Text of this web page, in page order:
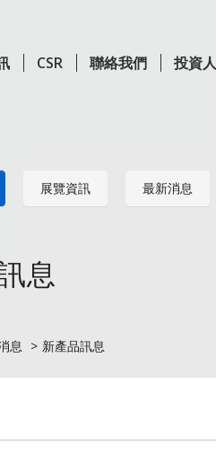
CSR 聯絡我們 投資
展覽資訊 最新消息
息
息 新產品訊息